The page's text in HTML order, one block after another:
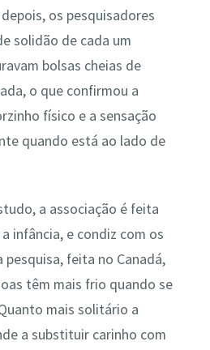
os pesquisadores
solidão de cada um
bolsas cheias de
o que confirmou a
físico e a sensação
quando está ao lado de
a associação é feita
infância, e condiz com os
feita no Canadá,
têm mais frio quando se
mais solitário a
a substituir carinho com